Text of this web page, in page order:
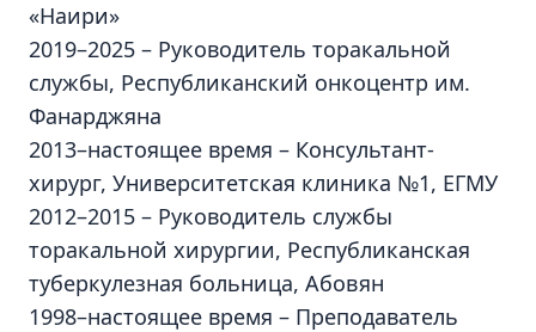
«Наири»
2019–2025 – Руководитель торакальной
службы, Республиканский онкоцентр им.
Фанарджяна
2013–настоящее время – Консультант-
хирург, Университетская клиника №1, ЕГМУ
2012–2015 – Руководитель службы
торакальной хирургии, Республиканская
туберкулезная больница, Абовян
1998–настоящее время – Преподаватель